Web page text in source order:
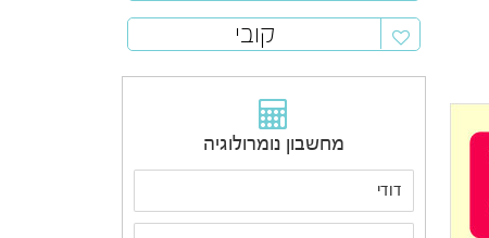
קובי
מחשבון נומרולוגיה